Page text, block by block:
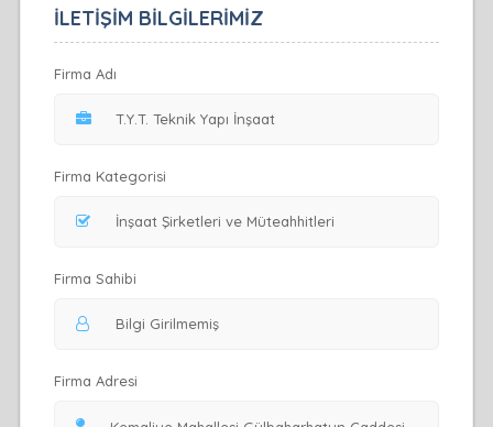
İLETİŞİM BİLGİLERİMİZ
Firma Adı
Firma Kategorisi
Firma Sahibi
Firma Adresi